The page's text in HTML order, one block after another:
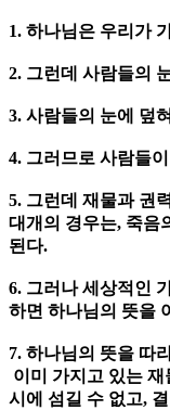
1. 하나님은 우리가
2. 그런데 사람들의
3. 사람들의 눈에 덮
4. 그러므로 사람들
5. 그런데 재물과 권
대개의 경우는, 죽음
된다.
6. 그러나 세상적인
하면 하나님의 뜻을
7. 하나님의 뜻을 따
이미 가지고 있는
시에 섬길 수 없고,